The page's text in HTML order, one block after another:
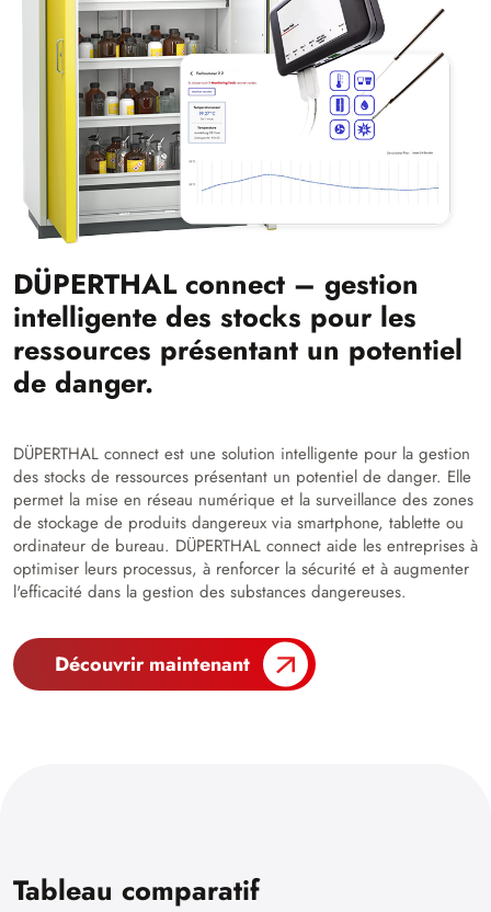
DÜPERTHAL connect – gestion
intelligente des stocks pour les
ressources présentant un potentiel
de danger.
DÜPERTHAL connect est une solution intelligente pour la gestion
des stocks de ressources présentant un potentiel de danger. Elle
permet la mise en réseau numérique et la surveillance des zones
de stockage de produits dangereux via smartphone, tablette ou
ordinateur de bureau. DÜPERTHAL connect aide les entreprises à
optimiser leurs processus, à renforcer la sécurité et à augmenter
l'efficacité dans la gestion des substances dangereuses.
Découvrir maintenant
Tableau comparatif